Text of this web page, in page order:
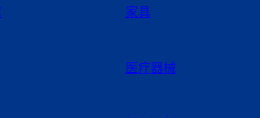
家具
医疗器械
支撑。
延性水泥基复合材料的“灵魂”。作为超
其复合材料领域的领军企业，九州星际
着重要角色。公司深耕纤维材料研发、
产的超高分子量聚乙烯纤维，凭借高强